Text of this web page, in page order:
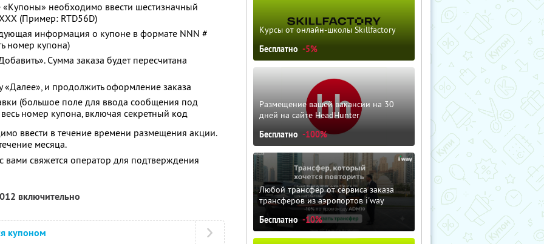
необходимо ввести шестизначный
(Пример: RTD56D)
информация о купоне в формате NNN #
номер купона)
Сумма заказа будет пересчитана
«Далее», и продолжить оформление заказа
(большое поле для ввода сообщения под
номер купона, включая секретный код
ввести в течение времени размещения акции.
месяца.
вами свяжется оператор для подтверждения
включительно
купоном
Курсы от онлайн-школы Skillfactory
Бесплатно -5%
Размещение вашей вакансии на 30
дней на сайте HeadHunter
Бесплатно -100%
Любой трансфер от сервиса заказа
трансферов из аэропортов i'way
Бесплатно -10%